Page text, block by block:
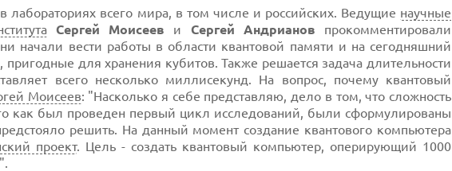
лабораториях всего мира, в том числе и российских. Ведущие научные
Сергей Моисеев и Сергей Андрианов прокомментировали
начали вести работы в области квантовой памяти и на сегодняшний
пригодные для хранения кубитов. Также решается задача длительности
всего несколько миллисекунд. На вопрос, почему квантовый
Моисеев: "Насколько я себе представляю, дело в том, что сложность
как был проведен первый цикл исследований, были сформулированы
решить. На данный момент создание квантового компьютера
проект. Цель - создать квантовый компьютер, оперирующий 1000